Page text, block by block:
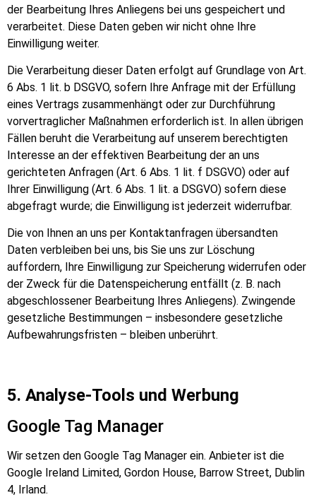
der Bearbeitung Ihres Anliegens bei uns gespeichert und
verarbeitet. Diese Daten geben wir nicht ohne Ihre
Einwilligung weiter.
Die Verarbeitung dieser Daten erfolgt auf Grundlage von Art.
6 Abs. 1 lit. b DSGVO, sofern Ihre Anfrage mit der Erfüllung
eines Vertrags zusammenhängt oder zur Durchführung
vorvertraglicher Maßnahmen erforderlich ist. In allen übrigen
Fällen beruht die Verarbeitung auf unserem berechtigten
Interesse an der effektiven Bearbeitung der an uns
gerichteten Anfragen (Art. 6 Abs. 1 lit. f DSGVO) oder auf
Ihrer Einwilligung (Art. 6 Abs. 1 lit. a DSGVO) sofern diese
abgefragt wurde; die Einwilligung ist jederzeit widerrufbar.
Die von Ihnen an uns per Kontaktanfragen übersandten
Daten verbleiben bei uns, bis Sie uns zur Löschung
auffordern, Ihre Einwilligung zur Speicherung widerrufen oder
der Zweck für die Datenspeicherung entfällt (z. B. nach
abgeschlossener Bearbeitung Ihres Anliegens). Zwingende
gesetzliche Bestimmungen – insbesondere gesetzliche
Aufbewahrungsfristen – bleiben unberührt.
5. Analyse-Tools und Werbung
Google Tag Manager
Wir setzen den Google Tag Manager ein. Anbieter ist die
Google Ireland Limited, Gordon House, Barrow Street, Dublin
4, Irland.